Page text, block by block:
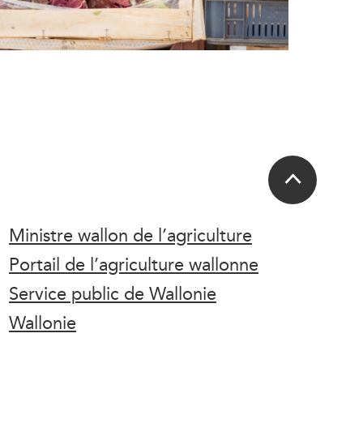
Ministre wallon de l’agriculture
Portail de l’agriculture wallonne
Service public de Wallonie
Wallonie